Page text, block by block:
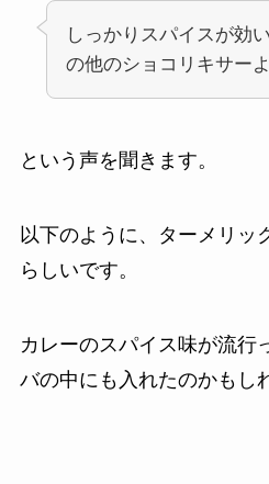
しっかりスパイスが効
の他のショコリキサー
という声を聞きます。
以下のように、ターメリッ
らしいです。
カレーのスパイス味が流行
バの中にも入れたのかもし